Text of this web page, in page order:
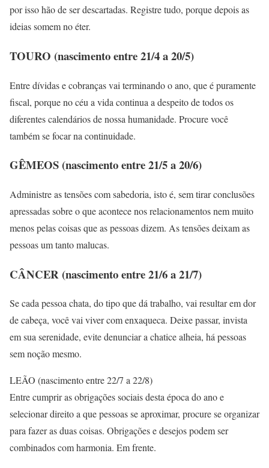
por isso hão de ser descartadas. Registre tudo, porque depois as
ideias somem no éter.
TOURO (nascimento entre 21/4 a 20/5)
Entre dívidas e cobranças vai terminando o ano, que é puramente
fiscal, porque no céu a vida continua a despeito de todos os
diferentes calendários de nossa humanidade. Procure você
também se focar na continuidade.
GÊMEOS (nascimento entre 21/5 a 20/6)
Administre as tensões com sabedoria, isto é, sem tirar conclusões
apressadas sobre o que acontece nos relacionamentos nem muito
menos pelas coisas que as pessoas dizem. As tensões deixam as
pessoas um tanto malucas.
CÂNCER (nascimento entre 21/6 a 21/7)
Se cada pessoa chata, do tipo que dá trabalho, vai resultar em dor
de cabeça, você vai viver com enxaqueca. Deixe passar, invista
em sua serenidade, evite denunciar a chatice alheia, há pessoas
sem noção mesmo.
LEÃO (nascimento entre 22/7 a 22/8)
Entre cumprir as obrigações sociais desta época do ano e
selecionar direito a que pessoas se aproximar, procure se organizar
para fazer as duas coisas. Obrigações e desejos podem ser
combinados com harmonia. Em frente.